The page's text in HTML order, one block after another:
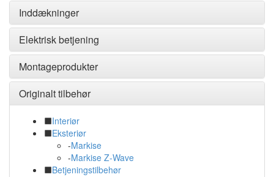
Inddækninger
Elektrisk betjening
Montageprodukter
Originalt tilbehør
Interiør
Eksteriør
-Markise
-Markise Z-Wave
Betjeningstilbehør